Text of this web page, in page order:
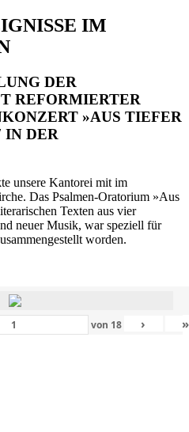
IM
DER
REFORMIERTER
»AUS TIEFER
IN DER
unsere Kantorei mit im
Das Psalmen-Oratorium »Aus
Texten aus vier
neuer Musik, war speziell für
worden.
von 18 › »